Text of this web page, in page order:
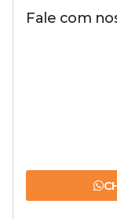
Fale com